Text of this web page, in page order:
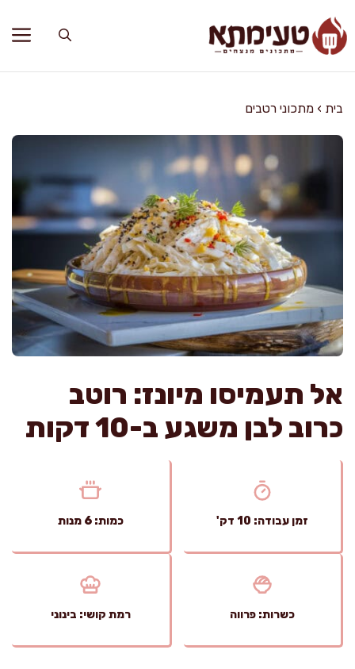
לתוכן
בית › מתכוני רטבים
אל תעמיסו מיונז: רוטב
כרוב לבן משגע ב-10 דקות
זמן עבודה: 10 דק' כמות: 6 מנות
כשרות: פרווה רמת קושי: בינוני